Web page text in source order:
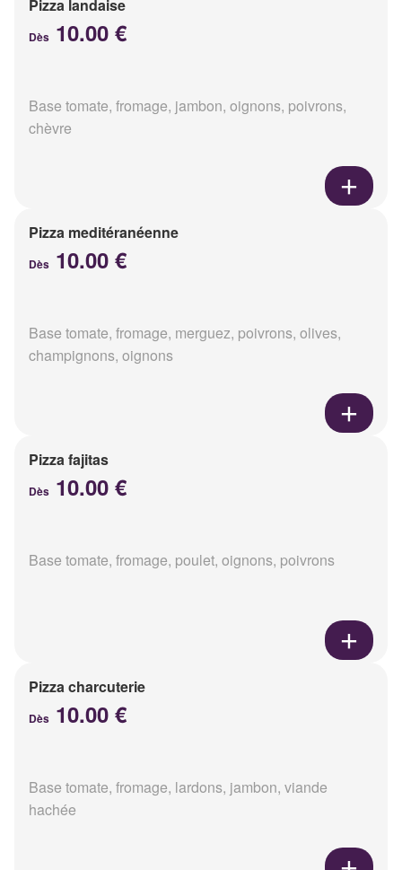
Pizza landaise
Dès 10.00 €
Base tomate, fromage, jambon, oignons, poivrons,
chèvre
Pizza meditéranéenne
Dès 10.00 €
Base tomate, fromage, merguez, poivrons, olives,
champignons, oignons
Pizza fajitas
Dès 10.00 €
Base tomate, fromage, poulet, oignons, poivrons
Pizza charcuterie
Dès 10.00 €
Base tomate, fromage, lardons, jambon, viande
hachée